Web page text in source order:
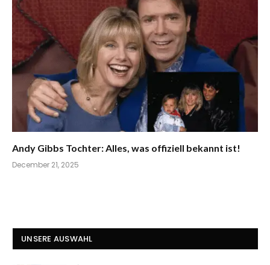
Andy Gibbs Tochter: Alles, was offiziell bekannt ist!
December 21, 2025
UNSERE AUSWAHL